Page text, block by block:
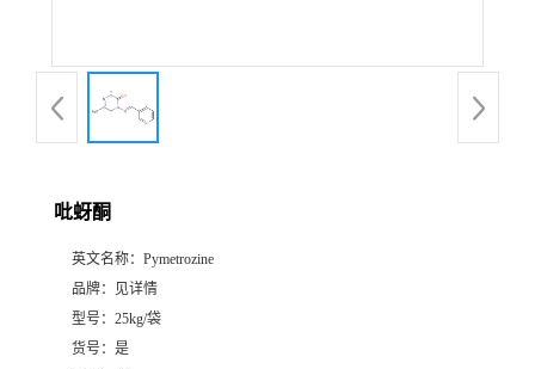
吡蚜酮
英文名称： Pymetrozine
品牌：
见详情
型号： 25kg/袋
货号： 是